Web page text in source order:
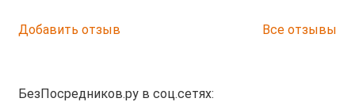
Добавить отзыв Все отзывы
БезПосредников.ру в соц.сетях: